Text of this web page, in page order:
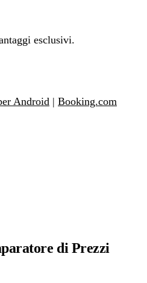
esclusivi.
Android | Booking.com
di Prezzi